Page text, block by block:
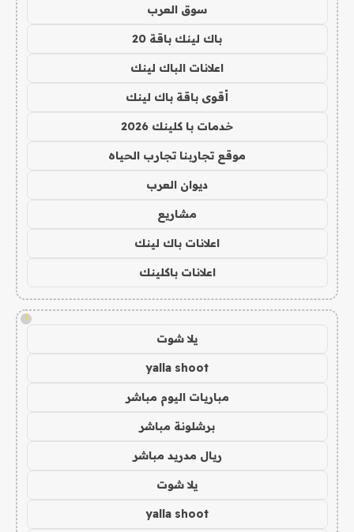
سوق العرب
باك لينك باقة 20
اعلانات الباك لينك
أقوى باقة باك لينك
خدمات با كلينك 2026
موقع تجاربنا تجارب الحياه
ديوان العرب
مشاريع
اعلانات باك لينك
اعلانات باكلينك
!
يلا شوت
yalla shoot
مباريات اليوم مباشر
برشلونة مباشر
ريال مدريد مباشر
يلا شوت
yalla shoot